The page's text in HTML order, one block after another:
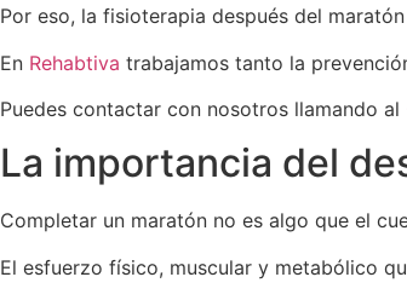
Por eso, la fisioterapia después del
En Rehabtiva trabajamos tanto la
Puedes contactar con nosotros llamando al
La importancia del
Completar un maratón no es algo que el
El esfuerzo físico, muscular y metabólico